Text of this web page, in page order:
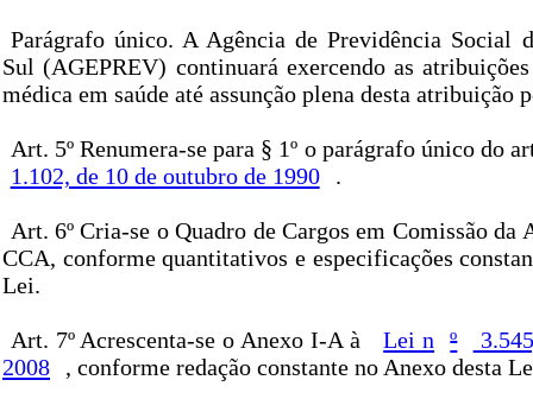
Parágrafo único. A Agência de Previdência Social
Sul (AGEPREV) continuará exercendo as
médica em saúde até assunção plena desta atribuição
Art. 5º Renumera-se para § 1º o parágrafo único do
1.102, de 10 de outubro de 1990
.
Art. 6º Cria-se o Quadro de Cargos em Comissão da
CCA, conforme quantitativos e especificações
Lei.
Art. 7º Acrescenta-se o Anexo I-A à Lei n º
2008
, conforme redação constante no Anexo desta